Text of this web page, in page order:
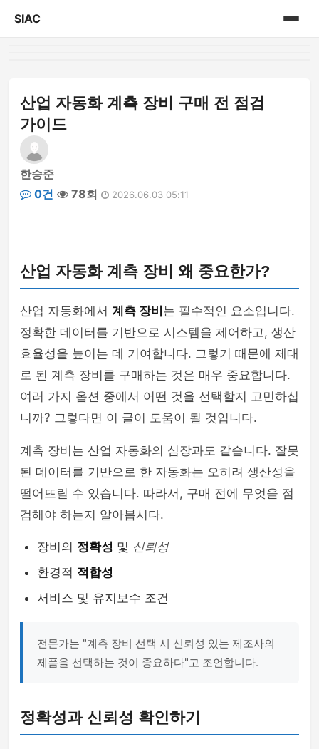
SIAC
산업 자동화 계측 장비 구매 전 점검
가이드
한승준
0건
78회 2026.06.03 05:11
산업 자동화 계측 장비 왜 중요한가?
산업 자동화에서 계측 장비 는 필수적인 요소입니다.
정확한 데이터를 기반으로 시스템을 제어하고, 생산
효율성을 높이는 데 기여합니다. 그렇기 때문에 제대
로 된 계측 장비를 구매하는 것은 매우 중요합니다.
여러 가지 옵션 중에서 어떤 것을 선택할지 고민하십
니까? 그렇다면 이 글이 도움이 될 것입니다.
계측 장비는 산업 자동화의 심장과도 같습니다. 잘못
된 데이터를 기반으로 한 자동화는 오히려 생산성을
떨어뜨릴 수 있습니다. 따라서, 구매 전에 무엇을 점
검해야 하는지 알아봅시다.
장비의 정확성 및 신뢰성
환경적 적합성
서비스 및 유지보수 조건
전문가는 "계측 장비 선택 시 신뢰성 있는 제조사의
제품을 선택하는 것이 중요하다"고 조언합니다.
정확성과 신뢰성 확인하기